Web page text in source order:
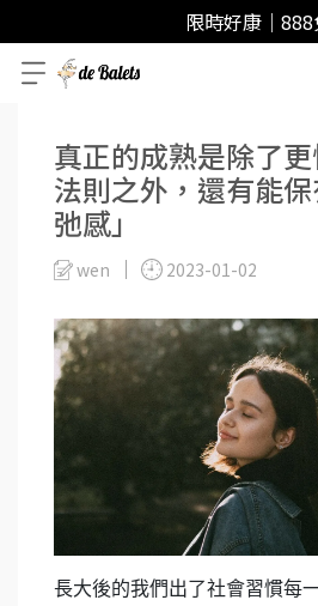
限時好康｜
真正的成熟是除了
法則之外，還有能
弛感」
wen 2023-01-02
長大後的我們出了社會習慣每